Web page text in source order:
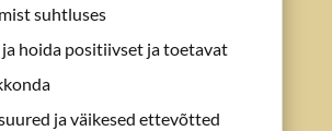
suhtluses
hoida positiivset ja toetavat
ja väikesed ettevõtted